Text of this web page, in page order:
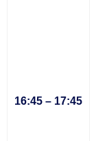
16:45 – 17:45